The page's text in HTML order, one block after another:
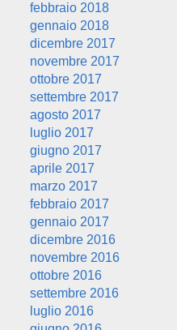
febbraio 2018
gennaio 2018
dicembre 2017
novembre 2017
ottobre 2017
settembre 2017
agosto 2017
luglio 2017
giugno 2017
aprile 2017
marzo 2017
febbraio 2017
gennaio 2017
dicembre 2016
novembre 2016
ottobre 2016
settembre 2016
luglio 2016